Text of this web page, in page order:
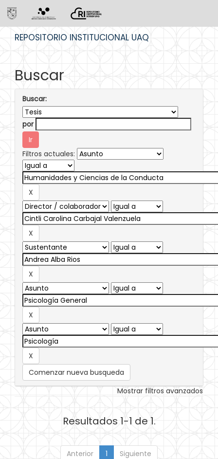
REPOSITORIO INSTITUCIONAL UAQ
Buscar
Buscar:
por
Filtros actuales:
Comenzar nueva busqueda
Mostrar filtros avanzados
Resultados 1-1 de 1.
Anterior 1 Siguiente